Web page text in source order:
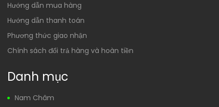
Hướng dẫn mua hàng
Hướng dẫn thanh toán
Phương thức giao nhận
Chính sách đổi trả hàng và hoàn tiền
Danh mục
Nam Châm